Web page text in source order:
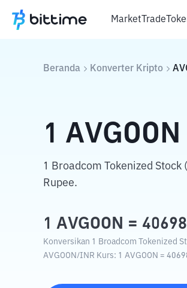
MarketTrade
Beranda Konverter Kripto
1 AVGOON
1 Broadcom Tokenized
Rupee.
1 AVGOON =
Konversikan 1 Broadcom Tokenized
AVGOON /INR Kurs: 1 AVGOON =